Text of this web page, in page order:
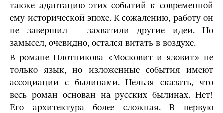
также адаптацию этих событий к современной
ему исторической эпохе. К сожалению, работу он
не завершил – захватили другие идеи. Но
замысел, очевидно, остался витать в воздухе.
В романе Плотникова «Московит и язовит» не
только язык, но изложенные события имеют
ассоциации с былинами. Нельзя сказать, что
весь роман основан на русских былинах. Нет!
Его архитектура более сложная. В первую